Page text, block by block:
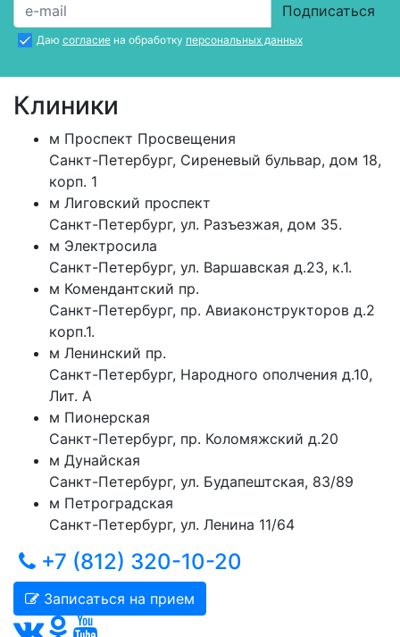
Подписаться
Даю согласиена обработку персональных данных
Клиники
м Проспект Просвещения
Санкт-Петербург, Сиреневый бульвар, дом 18,
корп. 1
м Лиговский проспект
Санкт-Петербург, ул. Разъезжая, дом 35.
м Электросила
Санкт-Петербург, ул. Варшавская д.23, к.1.
м Комендантский пр.
Санкт-Петербург, пр. Авиаконструкторов д.2
корп.1.
м Ленинский пр.
Санкт-Петербург, Народного ополчения д.10,
Лит. А
м Пионерская
Санкт-Петербург, пр. Коломяжский д.20
м Дунайская
Санкт-Петербург, ул. Будапештская, 83/89
м Петроградская
Санкт-Петербург, ул. Ленина 11/64
+7 (812) 320-10-20
Записаться на прием